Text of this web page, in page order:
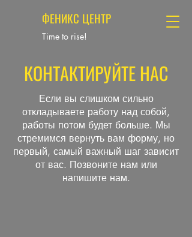
ФЕНИКС ЦЕНТР
Time to rise!
КОНТАКТИРУЙТЕ НАС
Если вы слишком сильно
откладываете работу над собой,
работы потом будет больше. Мы
стремимся вернуть вам форму, но
первый, самый важный шаг зависит
от вас. Позвоните нам или
напишите нам.